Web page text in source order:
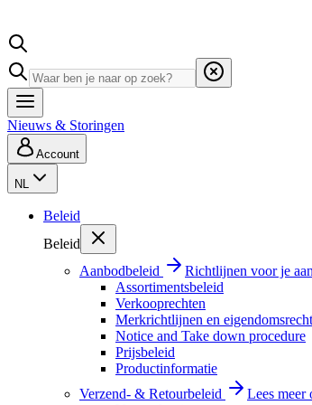
Nieuws & Storingen
Account
NL
Beleid
Beleid
Aanbodbeleid
Richtlijnen voor je
Assortimentsbeleid
Verkooprechten
Merkrichtlijnen en
Notice and Take down procedure
Prijsbeleid
Productinformatie
Verzend- & Retourbeleid
Lees meer